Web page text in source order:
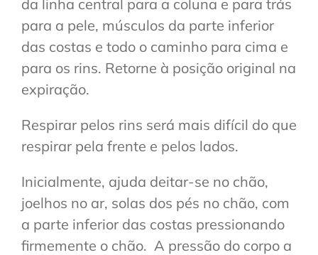
da linha central para a coluna e para trás
para a pele, músculos da parte inferior
das costas e todo o caminho para cima e
para os rins. Retorne à posição original na
expiração.
Respirar pelos rins será mais difícil do que
respirar pela frente e pelos lados.
Inicialmente, ajuda deitar-se no chão,
joelhos no ar, solas dos pés no chão, com
a parte inferior das costas pressionando
firmemente o chão. A pressão do corpo a